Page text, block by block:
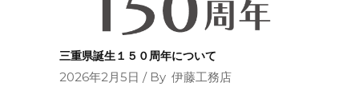
三重県誕生１５０周年について
2026年2月5日 By 伊藤工務店